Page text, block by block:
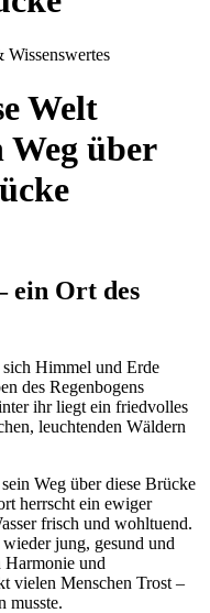
Wissenswertes
Welt
über
ein Ort des
sich Himmel und Erde
des Regenbogens
ihr liegt ein friedvolles
leuchtenden Wäldern
Weg über diese Brücke
herrscht ein ewiger
frisch und wohltuend.
jung, gesund und
und
vielen Menschen Trost –
musste.